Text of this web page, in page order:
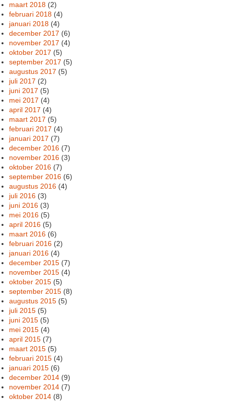
maart 2018 (2)
februari 2018 (4)
januari 2018 (4)
december 2017 (6)
november 2017 (4)
oktober 2017 (5)
september 2017 (5)
augustus 2017 (5)
juli 2017 (2)
juni 2017 (5)
mei 2017 (4)
april 2017 (4)
maart 2017 (5)
februari 2017 (4)
januari 2017 (7)
december 2016 (7)
november 2016 (3)
oktober 2016 (7)
september 2016 (6)
augustus 2016 (4)
juli 2016 (3)
juni 2016 (3)
mei 2016 (5)
april 2016 (5)
maart 2016 (6)
februari 2016 (2)
januari 2016 (4)
december 2015 (7)
november 2015 (4)
oktober 2015 (5)
september 2015 (8)
augustus 2015 (5)
juli 2015 (5)
juni 2015 (5)
mei 2015 (4)
april 2015 (7)
maart 2015 (5)
februari 2015 (4)
januari 2015 (6)
december 2014 (9)
november 2014 (7)
oktober 2014 (8)